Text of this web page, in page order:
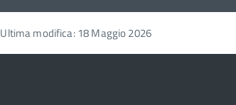
Ultima modifica: 18 Maggio 2026